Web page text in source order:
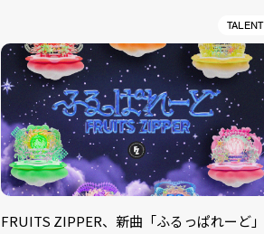
TALENT
FRUITS ZIPPER、新曲「ふるっぱれーど」